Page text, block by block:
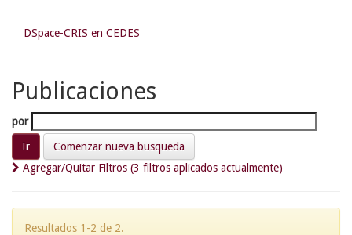
DSpace-CRIS en CEDES
Publicaciones
por
Comenzar nueva busqueda
Agregar/Quitar Filtros (3 filtros aplicados actualmente)
Resultados 1-2 de 2.